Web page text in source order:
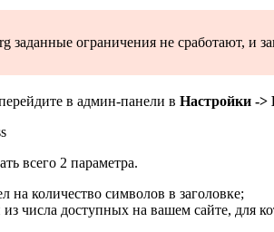
заданные ограничения не сработают, и
в админ-панели в Настройки ->
всего 2 параметра.
на количество символов в заголовке;
числа доступных на вашем сайте, для